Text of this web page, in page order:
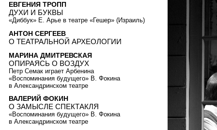
ЕВГЕНИЯ ТРОПП
ДУХИ И БУКВЫ
«Диббук» Е. Арье в театре «Гешер» (Израиль)
АНТОН СЕРГЕЕВ
О ТЕАТРАЛЬНОЙ АРХЕОЛОГИИ
МАРИНА ДМИТРЕВСКАЯ
ОПИРАЯСЬ О ВОЗДУХ
Петр Семак играет Арбенина
«Воспоминания будущего» В. Фокина
в Александринском театре
ВАЛЕРИЙ ФОКИН
О ЗАМЫСЛЕ СПЕКТАКЛЯ
«Воспоминания будущего» В. Фокина
в Александринском театре